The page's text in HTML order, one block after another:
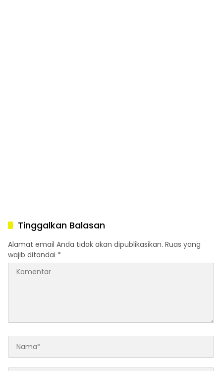
Tinggalkan Balasan
Alamat email Anda tidak akan dipublikasikan. Ruas yang
wajib ditandai *